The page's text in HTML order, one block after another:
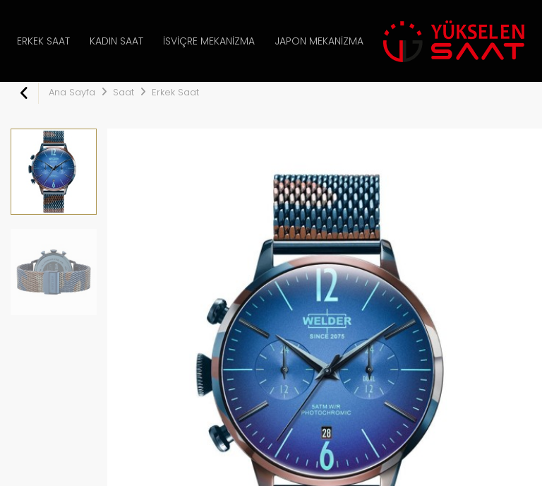
ERKEK SAAT KADIN SAAT İSVIÇRE MEKANIZMA JAPON MEKANIZMA
Ana Sayfa Saat Erkek Saat